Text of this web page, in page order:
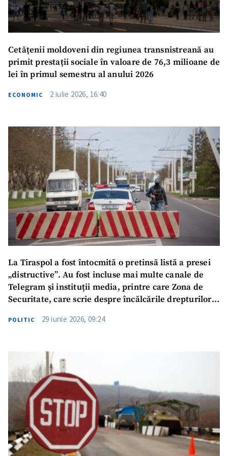
Trimite o informație
Despre ZdG
in English
на русском
Cetățenii moldoveni din regiunea transnistreană au
primit prestații sociale în valoare de 76,3 milioane de
lei în primul semestru al anului 2026
ECONOMIC 2 iulie 2026, 16:40
La Tiraspol a fost întocmită o pretinsă listă a presei
„distructive”. Au fost incluse mai multe canale de
Telegram și instituții media, printre care Zona de
Securitate, care scrie despre încălcările drepturilor
POLITIC 29 iunie 2026, 09:24